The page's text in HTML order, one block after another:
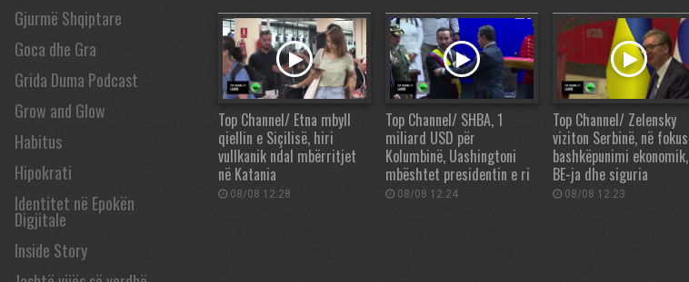
Gjurmë Shqiptare
Goca dhe Gra
Grida Duma Podcast
Grow and Glow
Habitus
Hipokrati
Identitet në Epokën
Digjitale
Inside Story
Top Channel/ Etna mbyll
qiellin e Siçilisë, hiri
vullkanik ndal mbërritjet
në Katania
08/08 12:28
Top Channel/ SHBA, 1
miliard USD për
Kolumbinë, Uashingtoni
mbështet presidentin e ri
08/08 12:24
Top Channel/ Zelensky
viziton Serbinë, në fokus
bashkëpunimi ekonomik,
BE-ja dhe siguria
08/08 12:23